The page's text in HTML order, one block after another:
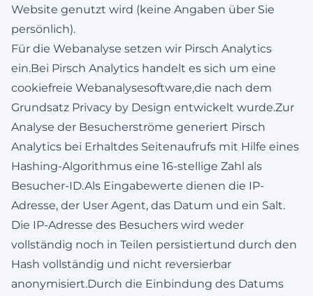
Website genutzt wird (keine Angaben über Sie
persönlich).
Für die Webanalyse setzen wir Pirsch Analytics
ein.Bei Pirsch Analytics handelt es sich um eine
cookiefreie Webanalysesoftware,die nach dem
Grundsatz Privacy by Design entwickelt wurde.Zur
Analyse der Besucherströme generiert Pirsch
Analytics bei Erhaltdes Seitenaufrufs mit Hilfe eines
Hashing-Algorithmus eine 16-stellige Zahl als
Besucher-ID.Als Eingabewerte dienen die IP-
Adresse, der User Agent, das Datum und ein Salt.
Die IP-Adresse des Besuchers wird weder
vollständig noch in Teilen persistiertund durch den
Hash vollständig und nicht reversierbar
anonymisiert.Durch die Einbindung des Datums